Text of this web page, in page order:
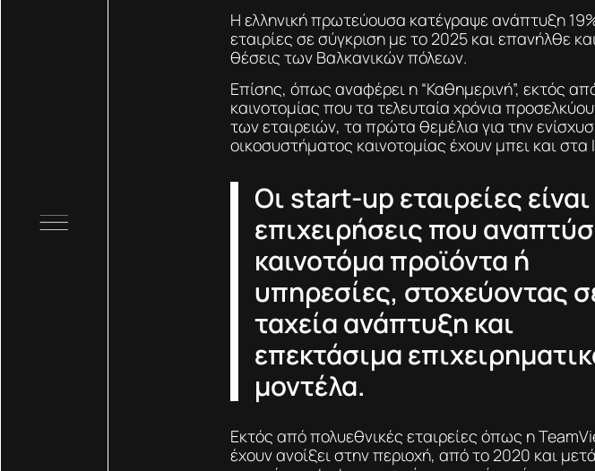
H ελληνική πρωτεύουσα κατέγραψε ανάπτυξη
εταιρίες σε σύγκριση με το 2025 και επανήλθε
θέσεις των Βαλκανικών πόλεων.
Επίσης, όπως αναφέρει η “Καθημερινή”, εκτός
καινοτομίας που τα τελευταία χρόνια
των εταιρειών, τα πρώτα θεμέλια για την
οικοσυστήματος καινοτομίας έχουν μπει και στα
Οι start-up εταιρείες
επιχειρήσεις που
καινοτόμα προϊόντα ή
υπηρεσίες, στοχεύοντας
ταχεία ανάπτυξη και
επεκτάσιμα
μοντέλα.
Εκτός από πολυεθνικές εταιρείες όπως η
έχουν ανοίξει στην περιοχή, από το 2020 και